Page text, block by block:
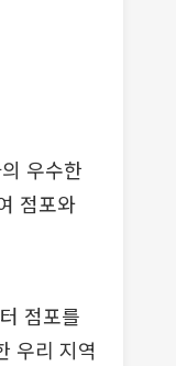
우수한
점포와
점포를
우리 지역